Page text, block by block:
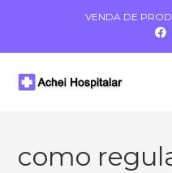
VENDA DE
como